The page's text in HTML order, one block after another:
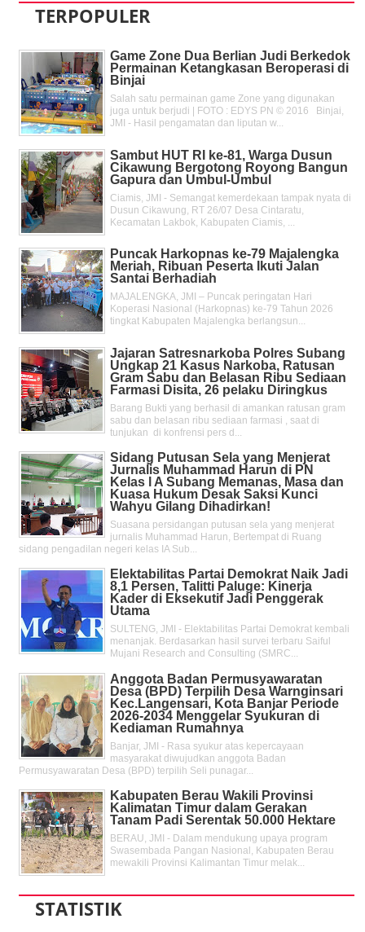
TERPOPULER
Game Zone Dua Berlian Judi Berkedok
Permainan Ketangkasan Beroperasi di
Binjai
Salah satu permainan game Zone yang digunakan
juga untuk berjudi | FOTO : EDYS PN © 2016 Binjai,
JMI - Hasil pengamatan dan liputan w...
Sambut HUT RI ke-81, Warga Dusun
Cikawung Bergotong Royong Bangun
Gapura dan Umbul-Umbul
Ciamis, JMI - Semangat kemerdekaan tampak nyata di
Dusun Cikawung, RT 26/07 Desa Cintaratu,
Kecamatan Lakbok, Kabupaten Ciamis, ...
Puncak Harkopnas ke-79 Majalengka
Meriah, Ribuan Peserta Ikuti Jalan
Santai Berhadiah
MAJALENGKA, JMI – Puncak peringatan Hari
Koperasi Nasional (Harkopnas) ke-79 Tahun 2026
tingkat Kabupaten Majalengka berlangsun...
Jajaran Satresnarkoba Polres Subang
Ungkap 21 Kasus Narkoba, Ratusan
Gram Sabu dan Belasan Ribu Sediaan
Farmasi Disita, 26 pelaku Diringkus
Barang Bukti yang berhasil di amankan ratusan gram
sabu dan belasan ribu sediaan farmasi , saat di
tunjukan di konfrensi pers d...
Sidang Putusan Sela yang Menjerat
Jurnalis Muhammad Harun di PN
Kelas l A Subang Memanas, Masa dan
Kuasa Hukum Desak Saksi Kunci
Wahyu Gilang Dihadirkan!
Suasana persidangan putusan sela yang menjerat
jurnalis Muhammad Harun, Bertempat di Ruang
sidang pengadilan negeri kelas IA Sub...
Elektabilitas Partai Demokrat Naik Jadi
8,1 Persen, Talitti Paluge: Kinerja
Kader di Eksekutif Jadi Penggerak
Utama
SULTENG, JMI - Elektabilitas Partai Demokrat kembali
menanjak. Berdasarkan hasil survei terbaru Saiful
Mujani Research and Consulting (SMRC...
Anggota Badan Permusyawaratan
Desa (BPD) Terpilih Desa Warnginsari
Kec.Langensari, Kota Banjar Periode
2026-2034 Menggelar Syukuran di
Kediaman Rumahnya
Banjar, JMI - Rasa syukur atas kepercayaan
masyarakat diwujudkan anggota Badan
Permusyawaratan Desa (BPD) terpilih Seli punagar...
Kabupaten Berau Wakili Provinsi
Kalimatan Timur dalam Gerakan
Tanam Padi Serentak 50.000 Hektare
BERAU, JMI - Dalam mendukung upaya program
Swasembada Pangan Nasional, Kabupaten Berau
mewakili Provinsi Kalimantan Timur melak...
STATISTIK